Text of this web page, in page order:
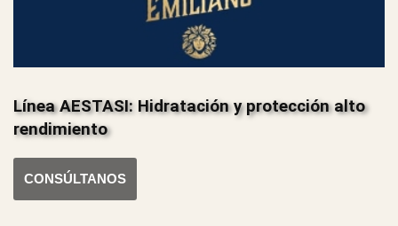
Línea AESTASI: Hidratación y protección alto
rendimiento
CONSÚLTANOS